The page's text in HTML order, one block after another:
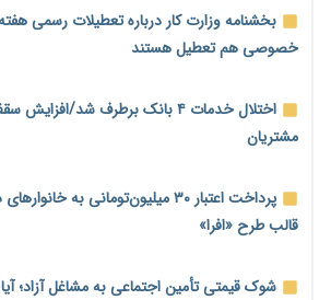
احتمال اختلال ۲۴ ساعته در سامانه‌های تأمین اجتماعی
آغاز اجرای پایلوت «ردا کارت» برای
محدودیت تازه برای شبکه بانکی؛ افزایش
کنترل تورم
ترمز تولید
سایپا و پارس‌خودرو
بخشنامه وزارت کار درباره تعطیلات رسمی
خصوصی هم تعطیل هستند
اختلال خدمات ۴ بانک برطرف شد/
مشتریان
پرداخت اعتبار ۳۰ میلیون‌تومانی به
قالب طرح «افرا»
شوک قیمتی تأمین اجتماعی به مشاغل آزاد؛